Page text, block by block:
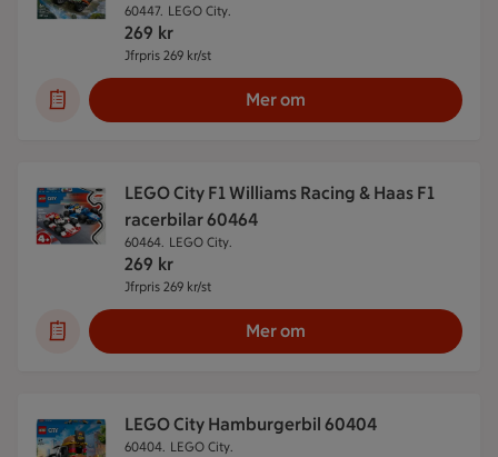
60447. LEGO City.
269 kr
Jfrpris 269 kr/st
Mer om
LEGO City F1 Williams Racing & Haas F1
racerbilar 60464
60464. LEGO City.
269 kr
Jfrpris 269 kr/st
Mer om
LEGO City Hamburgerbil 60404
60404. LEGO City.